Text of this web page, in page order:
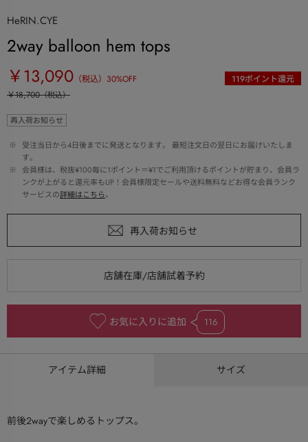
HeRIN.CYE
2way balloon hem tops
￥13,090 （税込） 30%OFF 119ポイント還元
￥18,700（税込）
再入荷お知らせ
※
受注当日から4日後までに発送となります。 最短注文日の翌日にお届けいたしま
す。
※
会員様は、税抜¥100毎に1ポイント＝¥1でご利用頂けるポイントが貯まり、会員ラ
ンクが上がると還元率もUP！会員様限定セールや送料無料などお得な会員ランク
サービスの詳細はこちら。
お気に入りに追加 116
アイテム詳細 サイズ
前後２wayで楽しめるトップス。